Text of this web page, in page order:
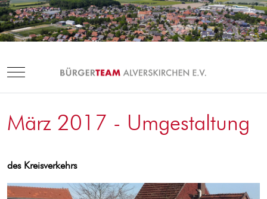
Mobile Menu Toggle
März 2017 - Umgestaltung
des Kreisverkehrs